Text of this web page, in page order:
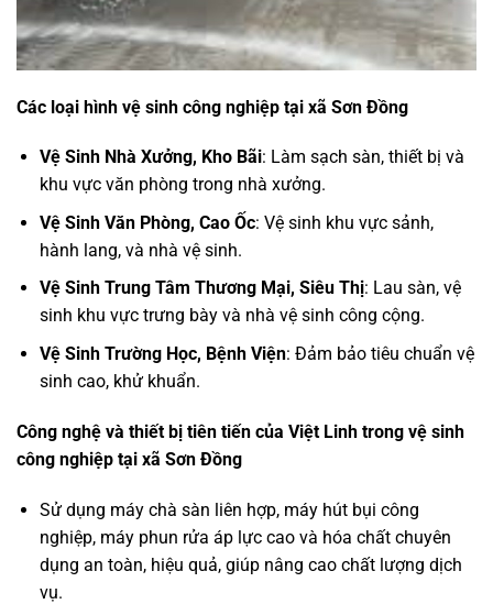
Các loại hình vệ sinh công nghiệp tại xã Sơn Đồng
Vệ Sinh Nhà Xưởng, Kho Bãi: Làm sạch sàn, thiết bị và
khu vực văn phòng trong nhà xưởng.
Vệ Sinh Văn Phòng, Cao Ốc: Vệ sinh khu vực sảnh,
hành lang, và nhà vệ sinh.
Vệ Sinh Trung Tâm Thương Mại, Siêu Thị: Lau sàn, vệ
sinh khu vực trưng bày và nhà vệ sinh công cộng.
Vệ Sinh Trường Học, Bệnh Viện: Đảm bảo tiêu chuẩn vệ
sinh cao, khử khuẩn.
Công nghệ và thiết bị tiên tiến của Việt Linh trong vệ sinh
công nghiệp tại xã Sơn Đồng
Sử dụng máy chà sàn liên hợp, máy hút bụi công
nghiệp, máy phun rửa áp lực cao và hóa chất chuyên
dụng an toàn, hiệu quả, giúp nâng cao chất lượng dịch
vụ.